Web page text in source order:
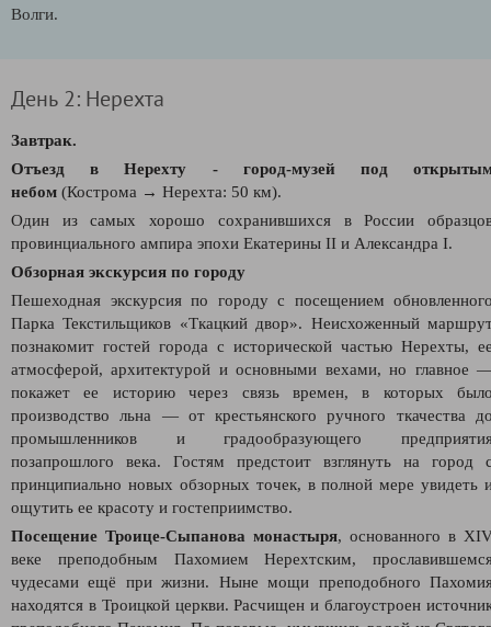
Волги.
День 2: Нерехта
Завтрак.
Отъезд в Нерехту
- город-музей под
небом (Кострома → Нерехта: 50 км).
Один из самых хорошо сохранившихся в России
провинциального ампира эпохи Екатерины II и Александра I.
Обзорная экскурсия по городу
Пешеходная экскурсия по городу с посещением
Парка Текстильщиков «Ткацкий двор». Неисхоженный
познакомит гостей города с исторической частью Нерехты,
атмосферой, архитектурой и основными вехами, но главное
покажет ее историю через связь времен, в которых
производство льна — от крестьянского ручного ткачества
промышленников и градообразующего
позапрошлого века. Гостям предстоит взглянуть на город
принципиально новых обзорных точек, в полной мере увидеть
ощутить ее красоту и гостеприимство.
Посещение Троице-Сыпанова монастыря, основанного в
веке преподобным Пахомием Нерехтским,
чудесами ещё при жизни. Ныне мощи преподобного
находятся в Троицкой церкви. Расчищен и благоустроен